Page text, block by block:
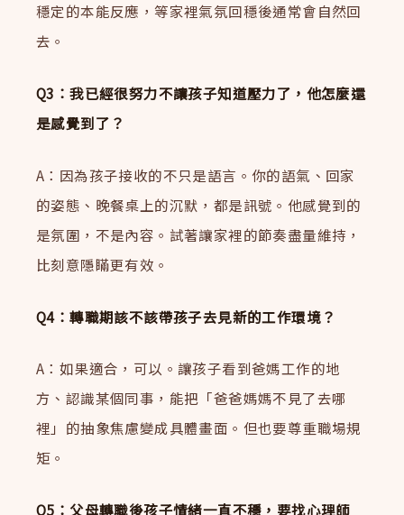
穩定的本能反應，等家裡氣氛回穩後通常會自然回
去。
Q3：我已經很努力不讓孩子知道壓力了，他怎麼還
是感覺到了？
A：因為孩子接收的不只是語言。你的語氣、回家
的姿態、晚餐桌上的沉默，都是訊號。他感覺到的
是氛圍，不是內容。試著讓家裡的節奏盡量維持，
比刻意隱瞞更有效。
Q4：轉職期該不該帶孩子去見新的工作環境？
A：如果適合，可以。讓孩子看到爸媽工作的地
方、認識某個同事，能把「爸爸媽媽不見了去哪
裡」的抽象焦慮變成具體畫面。但也要尊重職場規
矩。
Q5：父母轉職後孩子情緒一直不穩，要找心理師